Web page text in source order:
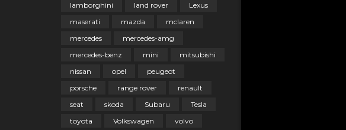
lamborghini
land rover
Lexus
maserati
mazda
mclaren
mercedes
mercedes-amg
mercedes-benz
mini
mitsubishi
nissan
opel
peugeot
porsche
range rover
renault
seat
skoda Subaru
Tesla
toyota
Volkswagen volvo